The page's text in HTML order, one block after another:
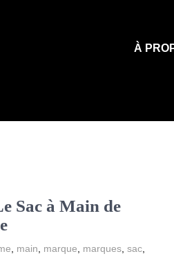
À
Sac à Main de
main marque marques, sac,